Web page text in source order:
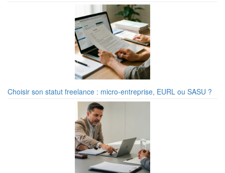
Choisir son statut freelance : micro-entreprise, EURL ou SASU ?